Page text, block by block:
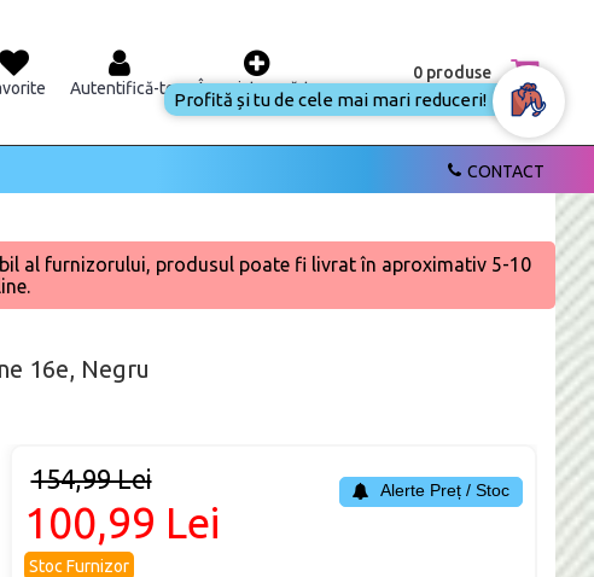
Autentifică-te Înregistrează-te
0 produse
CONTACT
al furnizorului, produsul poate fi livrat în aproximativ 5-10
16e, Negru
154,99 Lei
100,99 Lei
Stoc Furnizor
Alerte Preț / Stoc
Profită și tu de cele mai mari reduceri!